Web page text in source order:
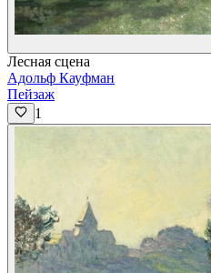
Лесная сцена
Адольф Кауфман
Пейзаж
1